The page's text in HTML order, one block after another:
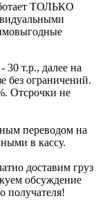
ТОЛЬКО
30 т.р., далее на
без ограничений.
Отсрочки не
переводом на
в кассу.
доставим груз
обсуждение
получателя!